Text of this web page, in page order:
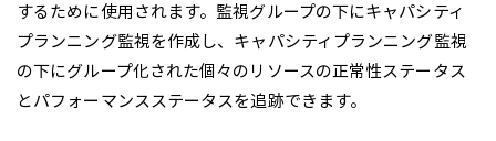
するために使用されます。監視グループの下にキャパシティ
プランニング監視を作成し、キャパシティプランニング監視
の下にグループ化された個々のリソースの正常性ステータス
とパフォーマンスステータスを追跡できます。